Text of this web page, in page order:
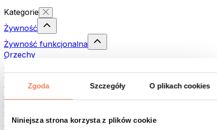
Zgoda Szczegóły O plikach cookies
Niniejsza strona korzysta z plików cookie
Kategorie
Żywność
Żywność funkcjonalna
Orzechy
Pasty i kremy do smarowania
Jajka
Chleb i pieczywo
Mięso